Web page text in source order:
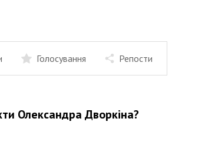
Голосування Репости
Олександра Дворкіна?